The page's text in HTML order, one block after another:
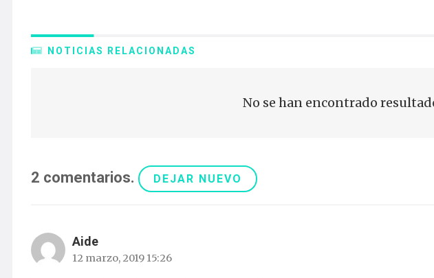
NOTICIAS RELACIONADAS
No se han encontrado
2 comentarios. DEJAR NUEVO
Aide
12 marzo, 2019 15:26